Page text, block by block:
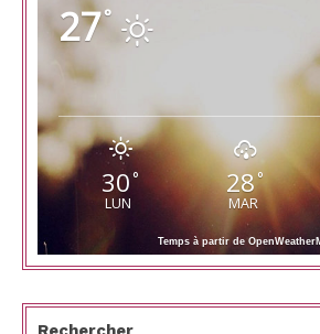
27°
30°
LUN
28°
MAR
Temps à partir de